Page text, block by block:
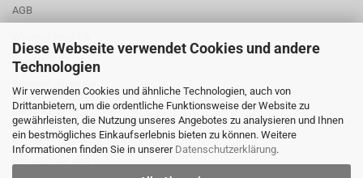
Diese Webseite verwendet Cookies und andere
Technologien
Wir verwenden Cookies und ähnliche Technologien, auch von
Drittanbietern, um die ordentliche Funktionsweise der Website zu
gewährleisten, die Nutzung unseres Angebotes zu analysieren und Ihnen
ein bestmögliches Einkaufserlebnis bieten zu können. Weitere
Informationen finden Sie in unserer Datenschutzerklärung.
AGB
Muster-
Widerrufsformular
Versand- &
Zahlungsbedingungen